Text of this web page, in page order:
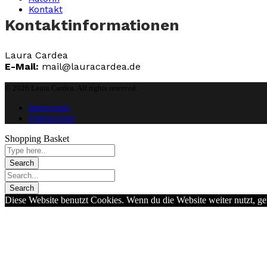
Kontakt
Kontaktinformationen
Laura Cardea
E-Mail: mail@lauracardea.de
© 2026 Laura Cardea. All rights reserved.
Impressum
Datenschutz
Shopping Basket
Diese Website benutzt Cookies. Wenn du die Website weiter nutzt,